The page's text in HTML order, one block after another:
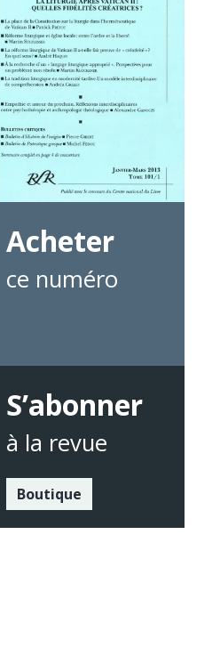
Acheter
ce numéro
S’abonner
à la revue
Boutique